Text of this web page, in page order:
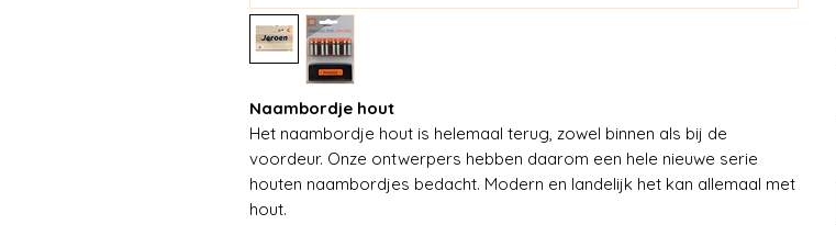
Naambordje hout
Het naambordje hout is helemaal terug, zowel binnen als bij de
voordeur. Onze ontwerpers hebben daarom een hele nieuwe serie
houten naambordjes bedacht. Modern en landelijk het kan allemaal met
hout.